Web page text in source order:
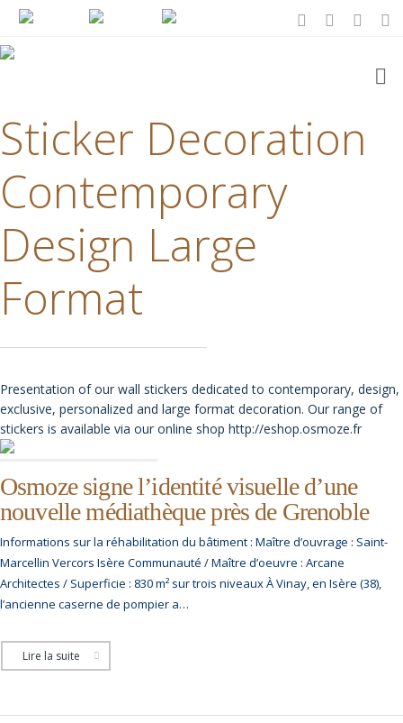
Sticker Decoration
Contemporary
Design Large
Format
Presentation of our wall stickers dedicated to contemporary, design,
exclusive, personalized and large format decoration. Our range of
stickers is available via our online shop http://eshop.osmoze.fr
Osmoze signe l’identité visuelle d’une
nouvelle médiathèque près de Grenoble
Informations sur la réhabilitation du bâtiment : Maître d’ouvrage : Saint-
Marcellin Vercors Isère Communauté / Maître d’oeuvre : Arcane
Architectes / Superficie : 830 m² sur trois niveaux À Vinay, en Isère (38),
l’ancienne caserne de pompier a…
Lire la suite